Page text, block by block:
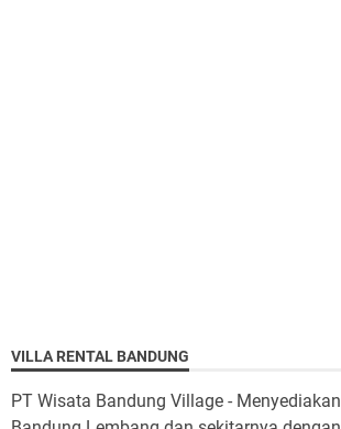
VILLA RENTAL BANDUNG
PT Wisata Bandung Village -